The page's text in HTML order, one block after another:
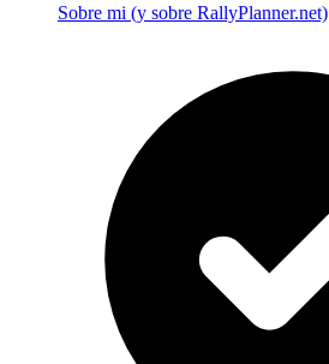
Sobre mi (y sobre RallyPlanner.net)